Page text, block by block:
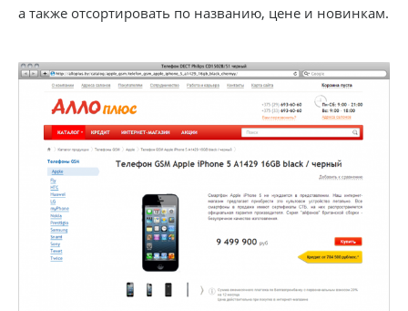
а также отсортировать по названию, цене и новинкам.